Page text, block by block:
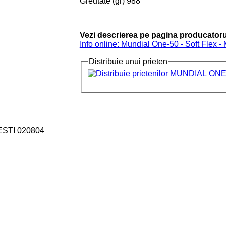
Vezi descrierea pe pagina
Info online: Mundial One-50 - Soft Flex -
Distribuie unui prieten
020804